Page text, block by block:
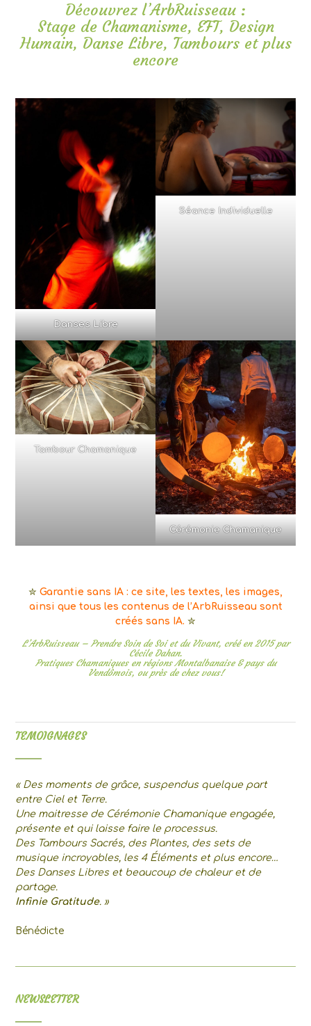
Découvrez l’ArbRuisseau :
Stage de Chamanisme, EFT, Design
Humain, Danse Libre, Tambours et plus
encore
Danses Libre
Séance Individuelle
Tambour Chamanique
Cérémonie Chamanique
✮ Garantie sans IA : ce site, les textes, les images,
ainsi que tous les contenus de l’ArbRuisseau sont
créés sans IA. ✮
L’ArbRuisseau – Prendre Soin de Soi et du Vivant, créé en 2015 par
Cécile Dahan.
Pratiques Chamaniques en régions Montalbanaise & pays du
Vendômois, ou près de chez vous!
TEMOIGNAGES
« Des moments de grâce, suspendus quelque part
entre Ciel et Terre.
Une maitresse de Cérémonie Chamanique engagée,
présente et qui laisse faire le processus.
Des Tambours Sacrés, des Plantes, des sets de
musique incroyables, les 4 Éléments et plus encore…
Des Danses Libres et beaucoup de chaleur et de
partage.
Infinie Gratitude. »
Bénédicte
NEWSLETTER